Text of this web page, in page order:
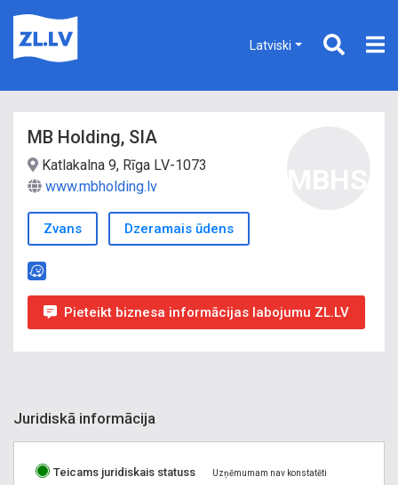
Latviski
MB Holding, SIA
Katlakalna 9, Rīga LV-1073
www.mbholding.lv
Zvans Dzeramais ūdens
Pieteikt biznesa informācijas labojumu ZL.LV
Juridiskā informācija
Teicams juridiskais statuss
Uzņēmumam nav konstatēti